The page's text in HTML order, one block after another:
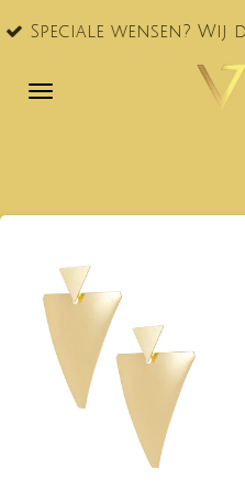
Ga
wensen? Wij denken